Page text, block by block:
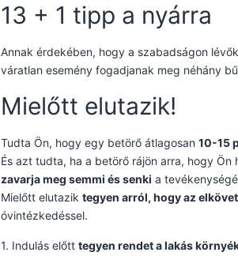
13 + 1 tipp a nyárra
Annak érdekében, hogy a szabadságon
váratlan esemény fogadjanak meg néhány
Mielőtt elutazik!
Tudta Ön, hogy egy betörő átlagosan 10-15
És azt tudta, ha a betörő rájön arra, hogy
zavarja meg semmi és senki a
Mielőtt elutazik tegyen arról, hogy az
óvintézkedéssel.
1. Indulás előtt tegyen rendet a lakás